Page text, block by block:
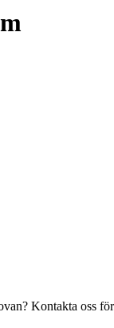
Kontakta oss